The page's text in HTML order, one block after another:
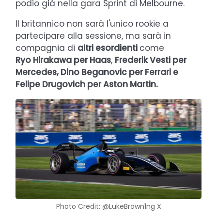
podio già nella gara Sprint di Melbourne.
Il britannico non sarà l'unico rookie a
partecipare alla sessione, ma sarà in
compagnia di altri esordienti come
Ryo Hirakawa per Haas, Frederik Vesti per
Mercedes, Dino Beganovic per Ferrari e
Felipe Drugovich per Aston Martin.
Photo Credit: @LukeBrown1ng X